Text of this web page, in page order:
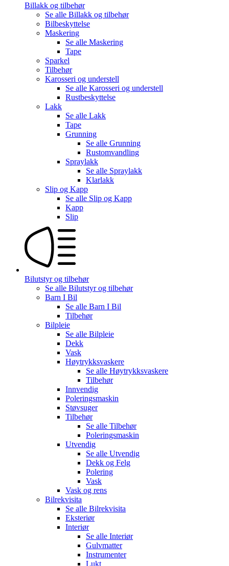
Billakk og tilbehør
Se alle Billakk og tilbehør
Bilbeskyttelse
Maskering
Se alle Maskering
Tape
Sparkel
Tilbehør
Karosseri og understell
Se alle Karosseri og understell
Rustbeskyttelse
Lakk
Se alle Lakk
Tape
Grunning
Se alle Grunning
Rustomvandling
Spraylakk
Se alle Spraylakk
Klarlakk
Slip og Kapp
Se alle Slip og Kapp
Kapp
Slip
Bilutstyr og tilbehør
Se alle Bilutstyr og tilbehør
Barn I Bil
Se alle Barn I Bil
Tilbehør
Bilpleie
Se alle Bilpleie
Dekk
Vask
Høytrykksvaskere
Se alle Høytrykksvaskere
Tilbehør
Innvendig
Poleringsmaskin
Støvsuger
Tilbehør
Se alle Tilbehør
Poleringsmaskin
Utvendig
Se alle Utvendig
Dekk og Felg
Polering
Vask
Vask og rens
Bilrekvisita
Se alle Bilrekvisita
Eksteriør
Interiør
Se alle Interiør
Gulvmatter
Instrumenter
Lukt